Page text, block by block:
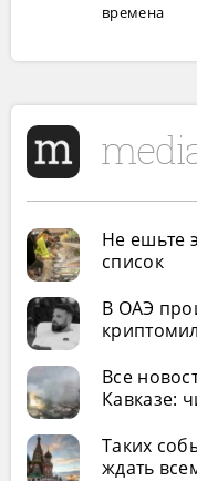
времена
Не ешьте
список
В ОАЭ
Все
Кавказе:
Таких
ждать